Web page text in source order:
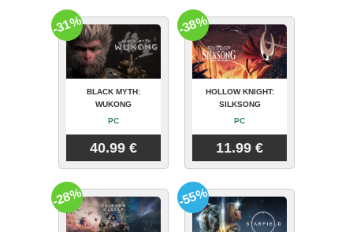
BLACK MYTH:
WUKONG
PC
40.99 €
-31%
HOLLOW KNIGHT:
SILKSONG
PC
11.99 €
-38%
-28% -55%